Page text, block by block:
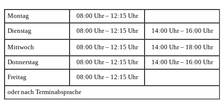
Montag 08:00 Uhr – 12:15 Uhr
Dienstag 08:00 Uhr – 12:15 Uhr 14:00 Uhr – 16:00 Uhr
Mittwoch 08:00 Uhr – 12:15 Uhr 14:00 Uhr – 18:00 Uhr
Donnerstag 08:00 Uhr – 12:15 Uhr 14:00 Uhr – 16:00 Uhr
Freitag 08:00 Uhr – 12:15 Uhr
oder nach Terminabsprache